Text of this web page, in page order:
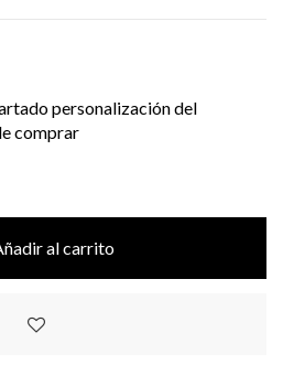
personalización del
comprar
al carrito